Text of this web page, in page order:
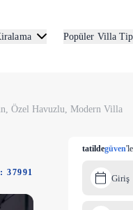
Popüler Villa
Özel Havuzlu, Modern Villa
37991
tatildegüven
Giriş